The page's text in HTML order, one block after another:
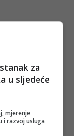
za
u sljedeće
mjerenje
i razvoj usluga